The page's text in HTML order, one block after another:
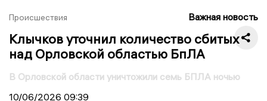
Происшествия Важная новость
Клычков уточнил количество сбитых
над Орловской областью БпЛА
В Орловской области уничтожили семь БПЛА ночью
10/06/2026 09:39